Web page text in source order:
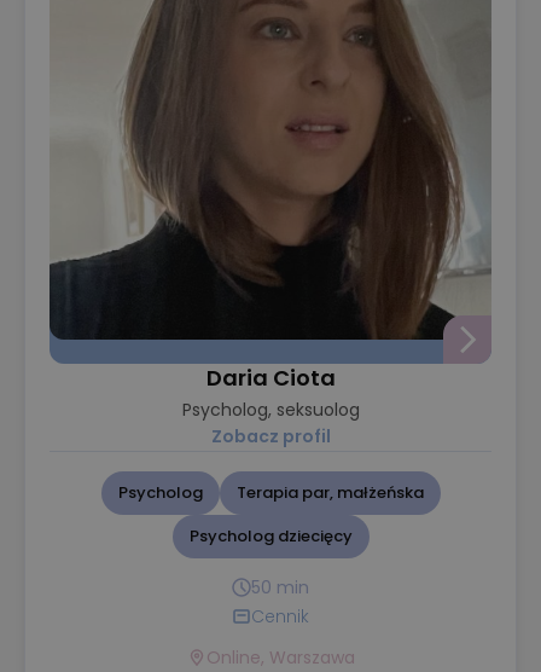
Daria Ciota
Psycholog, seksuolog
Zobacz profil
Psycholog
Terapia par, małżeńska
Psycholog dziecięcy
50 min
Cennik
Online, Warszawa